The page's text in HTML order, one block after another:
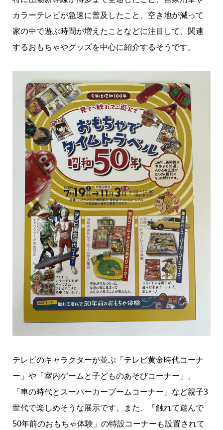
カラーテレビが急速に普及したこと、空き地が減って
家の中で遊ぶ時間が増えたことなどに注目して、関連
するおもちゃやグッズを中心に紹介するそうです。
テレビのキャラクターが並ぶ「テレビ黄金時代コーナ
ー」や「室内ゲームと子どものあそびコーナー」、
「車の時代とスーパーカーブームコーナー」など親子3
世代で楽しめそうな展示です。また、「触れて遊んで
50年前のおもちゃ体験」の特設コーナーも設置されて